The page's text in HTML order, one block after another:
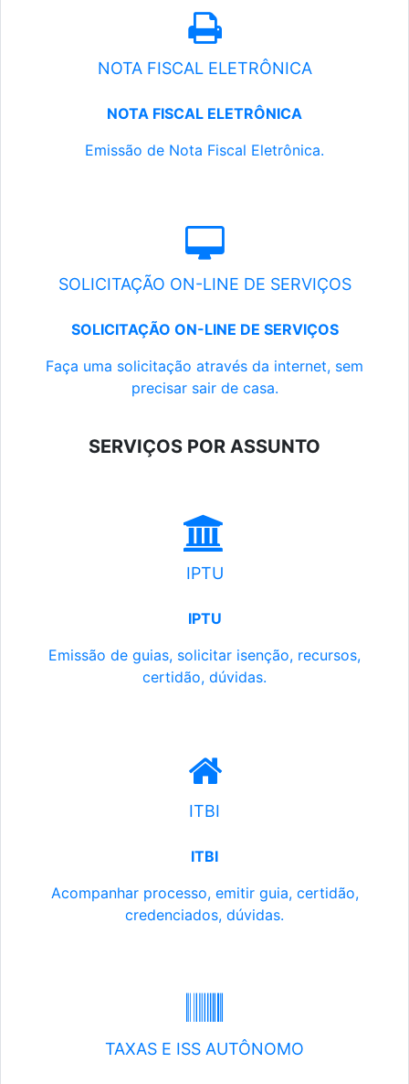
NOTA FISCAL ELETRÔNICA
NOTA FISCAL ELETRÔNICA
Emissão de Nota Fiscal Eletrônica.
SOLICITAÇÃO ON-LINE DE SERVIÇOS
SOLICITAÇÃO ON-LINE DE SERVIÇOS
Faça uma solicitação através da internet, sem
precisar sair de casa.
SERVIÇOS POR ASSUNTO
IPTU
IPTU
Emissão de guias, solicitar isenção, recursos,
certidão, dúvidas.
ITBI
ITBI
Acompanhar processo, emitir guia, certidão,
credenciados, dúvidas.
TAXAS E ISS AUTÔNOMO